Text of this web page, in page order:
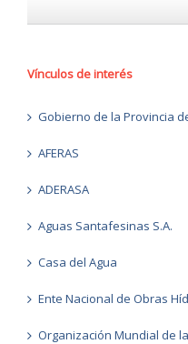
Vínculos de interés
Gobierno de la Provincia
AFERAS
ADERASA
Aguas Santafesinas S.A.
Casa del Agua
Ente Nacional de Obras
Organización Mundial de